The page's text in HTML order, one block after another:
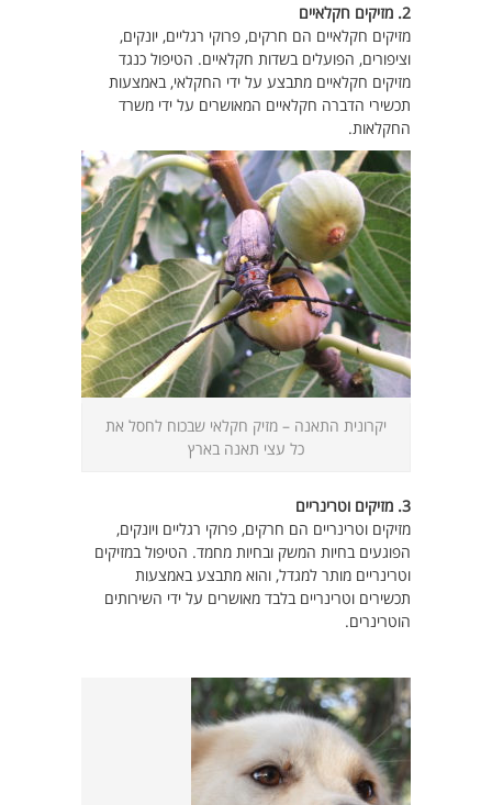
2. מזיקים חקלאיים
מזיקים חקלאיים הם חרקים, פרוקי רגליים, יונקים,
וציפורים, הפועלים בשדות חקלאיים. הטיפול כנגד
מזיקים חקלאיים מתבצע על ידי החקלאי, באמצעות
תכשירי הדברה חקלאיים המאושרים על ידי משרד
החקלאות.
יקרונית התאנה – מזיק חקלאי שבכוח לחסל את
כל עצי תאנה בארץ
3. מזיקים וטרינריים
מזיקים וטרינריים הם חרקים, פרוקי רגליים ויונקים,
הפוגעים בחיות המשק ובחיות מחמד. הטיפול במזיקים
וטרינריים מותר למגדל, והוא מתבצע באמצעות
תכשירים וטרינריים בלבד מאושרים על ידי השירותים
הוטרינרים.